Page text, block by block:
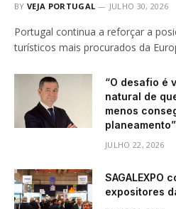
BY VEJA PORTUGAL JULHO 30, 2026
Portugal continua a reforçar a
turísticos mais procurados da
“O desafio é
natural de
menos
planeamento”
JULHO 22, 2026
SAGALEXPO
expositores